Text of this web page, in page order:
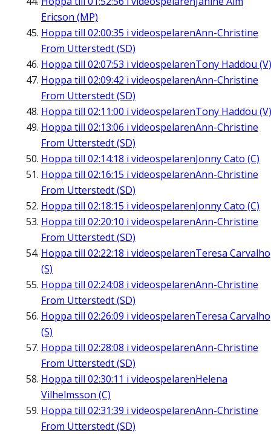
Ericson (MP)
Hoppa till 02:00:35 i videospelarenAnn-Christine
From Utterstedt (SD)
Hoppa till 02:07:53 i videospelarenTony Haddou (V)
Hoppa till 02:09:42 i videospelarenAnn-Christine
From Utterstedt (SD)
Hoppa till 02:11:00 i videospelarenTony Haddou (V)
Hoppa till 02:13:06 i videospelarenAnn-Christine
From Utterstedt (SD)
Hoppa till 02:14:18 i videospelarenJonny Cato (C)
Hoppa till 02:16:15 i videospelarenAnn-Christine
From Utterstedt (SD)
Hoppa till 02:18:15 i videospelarenJonny Cato (C)
Hoppa till 02:20:10 i videospelarenAnn-Christine
From Utterstedt (SD)
Hoppa till 02:22:18 i videospelarenTeresa Carvalho
(S)
Hoppa till 02:24:08 i videospelarenAnn-Christine
From Utterstedt (SD)
Hoppa till 02:26:09 i videospelarenTeresa Carvalho
(S)
Hoppa till 02:28:08 i videospelarenAnn-Christine
From Utterstedt (SD)
Hoppa till 02:30:11 i videospelarenHelena
Vilhelmsson (C)
Hoppa till 02:31:39 i videospelarenAnn-Christine
From Utterstedt (SD)